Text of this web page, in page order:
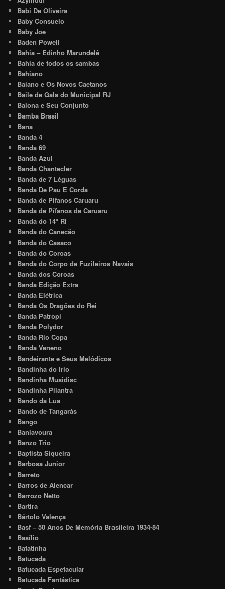
Babi De Oliveira
Baby Consuelo
Baby Joe
Baden Powell
Bahia – Edinho Marundelê
Bahia de todos os sambas
Bahiano
Baiano e Os Novos Caetanos
Baile de Gala do Municipal RJ
Balona e Seu Conjunto
Bamba Brasil
Bana
Banda 4
Banda 69
Banda Azul
Banda Chantecler
Banda de 7 Léguas
Banda De Pau E Corda
Banda de Pífanos Caruaru
Banda de Pífanos de Caruaru
Banda do 14º RI
Banda do Canecão
Banda do Casaco
Banda do Coroas
Banda do Corpo de Fuzileiros Navais
Banda dos Coroas
Banda Edição Extra
Banda Elétrica
Banda Os Dragões do Rei
Banda Patropi
Banda Polydor
Banda Rio Copa
Banda Veneno
Bandeirante e Seus Melódicos
Bandinha do Irio
Bandinha Musidisc
Bandinha Pilantra
Bando da Lua
Bando de Tangarás
Bango
Banlavoura
Banzo Trio
Baptista Siqueira
Barbosa Junior
Barreto
Barros de Alencar
Barrozo Netto
Bartira
Bártolo Valença
Basf – 50 Anos De Memória Brasileira 1934-84
Basílio
Batatinha
Batucada
Batucada Espetacular
Batucada Fantástica